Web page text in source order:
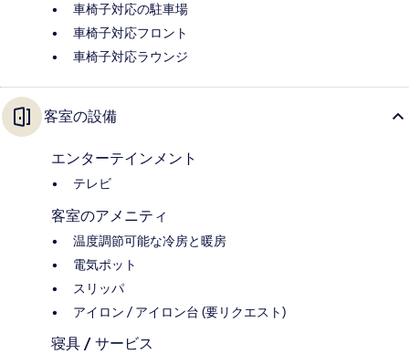
車椅子対応の駐車場
車椅子対応フロント
車椅子対応ラウンジ
客室の設備
エンターテインメント
テレビ
客室のアメニティ
温度調節可能な冷房と暖房
電気ポット
スリッパ
アイロン / アイロン台 (要リクエスト)
寝具 / サービス